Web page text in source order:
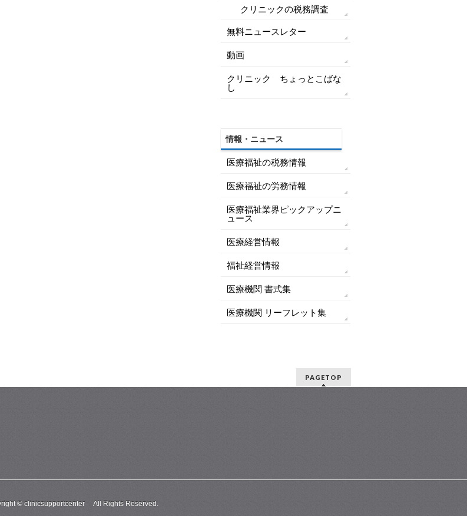
クリニックの税務調査
無料ニュースレター
動画
クリニック ちょっとこばな
し
情報・ニュース
医療福祉の税務情報
医療福祉の労務情報
医療福祉業界ピックアップニ
ュース
医療経営情報
福祉経営情報
医療機関 書式集
医療機関 リーフレット集
PAGETOP
© clinicsupportcenter All Rights Reserved.